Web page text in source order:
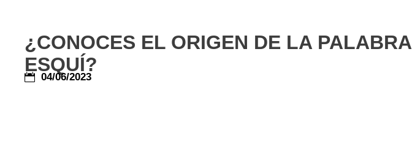
¿CONOCES EL ORIGEN DE LA PALABRA
ESQUÍ?
04/06/2023